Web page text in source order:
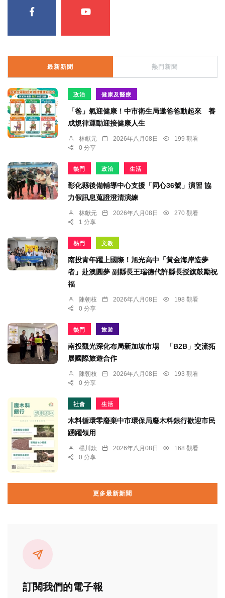
最新新聞 熱門新聞
政治 健康及醫療
「爸」氣迎健康！中市衛生局邀爸爸動起來 養
成規律運動迎接健康人生
林獻元 2026年八月08日
199 觀看
0 分享
熱門 政治 生活
彰化縣後備輔導中心支援「同心36號」演習 協
力假訊息蒐證澄清演練
林獻元 2026年八月08日
270 觀看
1 分享
熱門 文教
南投青年躍上國際！旭光高中「黃金海岸造夢
者」赴澳圓夢 副縣長王瑞德代許縣長授旗鼓勵祝
福
陳朝枝 2026年八月08日
198 觀看
0 分享
熱門 旅遊
南投觀光深化布局新加坡市場 「B2B」交流拓
展國際旅遊合作
陳朝枝 2026年八月08日
193 觀看
0 分享
社會 生活
木料循環零廢棄中市環保局廢木料銀行歡迎市民
踴躍領用
楊川欽 2026年八月08日
168 觀看
0 分享
更多最新新聞
訂閱我們的電子報